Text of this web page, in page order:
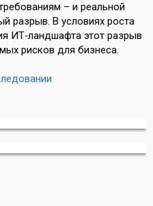
– и реальной
разрыв. В условиях роста
ИТ‑ландшафта этот разрыв
рисков для бизнеса.